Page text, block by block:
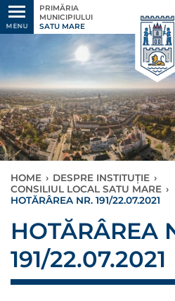
MENU
PRIMĂRIA
MUNICIPIULUI
SATU MARE
HOME › DESPRE INSTITUȚIE ›
CONSILIUL LOCAL SATU MARE ›
HOTĂRÂREA NR. 191/22.07.2021
HOTĂRÂREA
191/22.07.2021